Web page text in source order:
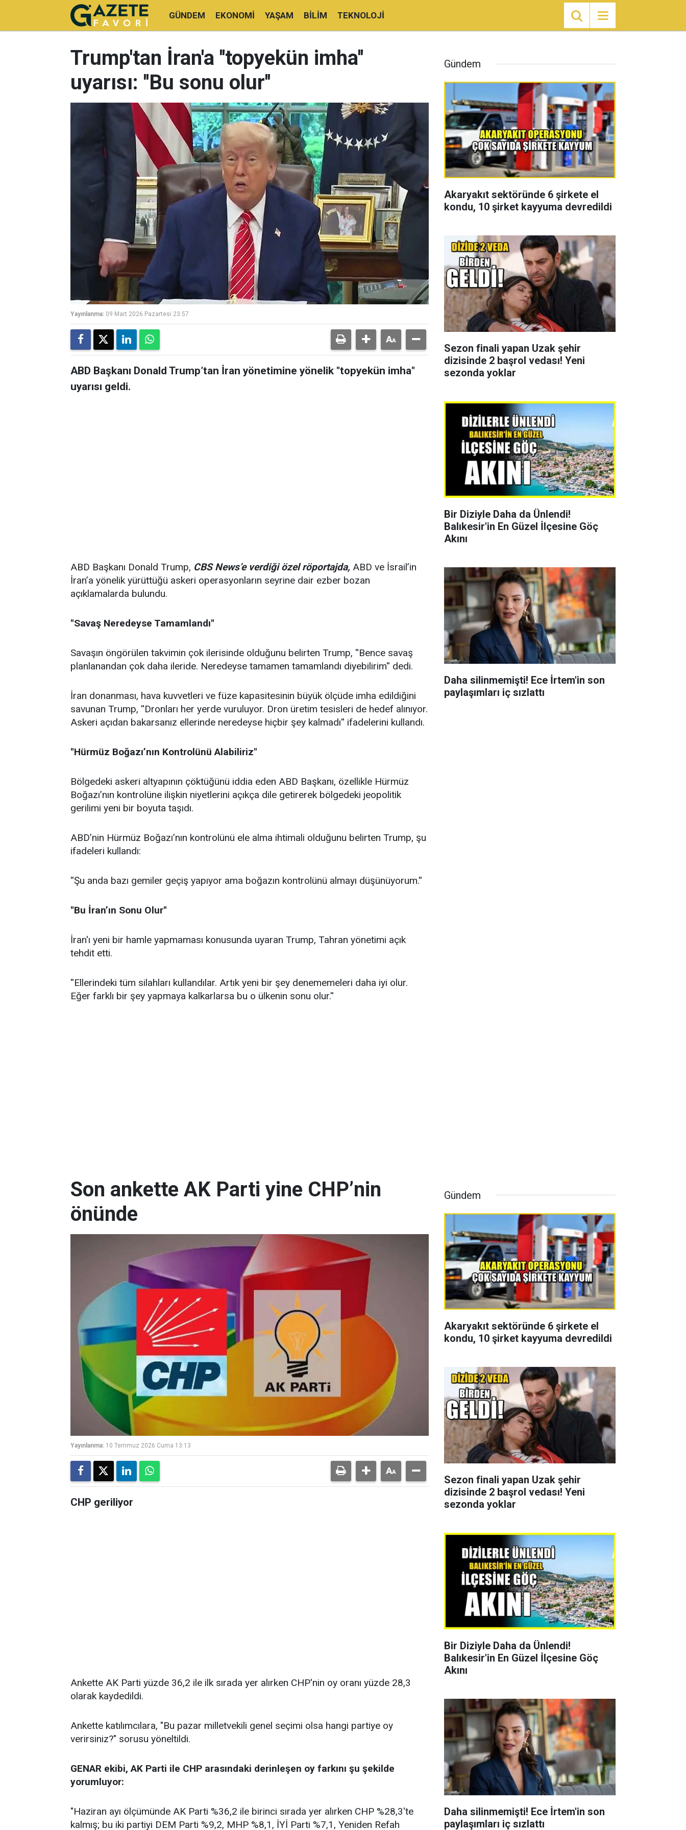
GÜNDEM EKONOMI YAŞAM BILIM TEKNOLOJI
Trump'tan İran'a ''topyekün imha''
uyarısı: ''Bu sonu olur''
Yayınlanma: 09 Mart 2026 Pazartesi 23:57
ABD Başkanı Donald Trump’tan İran yönetimine yönelik "topyekün imha"
uyarısı geldi.
ABD Başkanı Donald Trump, CBS News’e verdiği özel röportajda, ABD ve İsrail’in
İran’a yönelik yürüttüğü askeri operasyonların seyrine dair ezber bozan
açıklamalarda bulundu.
''Savaş Neredeyse Tamamlandı''
Savaşın öngörülen takvimin çok ilerisinde olduğunu belirten Trump, ''Bence savaş
planlanandan çok daha ileride. Neredeyse tamamen tamamlandı diyebilirim'' dedi.
İran donanması, hava kuvvetleri ve füze kapasitesinin büyük ölçüde imha edildiğini
savunan Trump, ''Dronları her yerde vuruluyor. Dron üretim tesisleri de hedef alınıyor.
Askeri açıdan bakarsanız ellerinde neredeyse hiçbir şey kalmadı'' ifadelerini kullandı.
''Hürmüz Boğazı’nın Kontrolünü Alabiliriz"
Bölgedeki askeri altyapının çöktüğünü iddia eden ABD Başkanı, özellikle Hürmüz
Boğazı’nın kontrolüne ilişkin niyetlerini açıkça dile getirerek bölgedeki jeopolitik
gerilimi yeni bir boyuta taşıdı.
ABD’nin Hürmüz Boğazı’nın kontrolünü ele alma ihtimali olduğunu belirten Trump, şu
ifadeleri kullandı:
''Şu anda bazı gemiler geçiş yapıyor ama boğazın kontrolünü almayı düşünüyorum.''
''Bu İran’ın Sonu Olur''
İran'ı yeni bir hamle yapmaması konusunda uyaran Trump, Tahran yönetimi açık
tehdit etti.
''Ellerindeki tüm silahları kullandılar. Artık yeni bir şey denememeleri daha iyi olur.
Eğer farklı bir şey yapmaya kalkarlarsa bu o ülkenin sonu olur.''
Gündem
Akaryakıt sektöründe 6 şirkete el
kondu, 10 şirket kayyuma devredildi
Sezon finali yapan Uzak şehir
dizisinde 2 başrol vedası! Yeni
sezonda yoklar
Bir Diziyle Daha da Ünlendi!
Balıkesir'in En Güzel İlçesine Göç
Akını
Daha silinmemişti! Ece İrtem'in son
paylaşımları iç sızlattı
Son ankette AK Parti yine CHP’nin
önünde
Yayınlanma: 10 Temmuz 2026 Cuma 13:13
CHP geriliyor
Ankette AK Parti yüzde 36,2 ile ilk sırada yer alırken CHP'nin oy oranı yüzde 28,3
olarak kaydedildi.
Ankette katılımcılara, "Bu pazar milletvekili genel seçimi olsa hangi partiye oy
verirsiniz?" sorusu yöneltildi.
GENAR ekibi, AK Parti ile CHP arasındaki derinleşen oy farkını şu şekilde
yorumluyor:
"Haziran ayı ölçümünde AK Parti %36,2 ile birinci sırada yer alırken CHP %28,3'te
kalmış; bu iki partiyi DEM Parti %9,2, MHP %8,1, İYİ Parti %7,1, Yeniden Refah
Gündem
Akaryakıt sektöründe 6 şirkete el
kondu, 10 şirket kayyuma devredildi
Sezon finali yapan Uzak şehir
dizisinde 2 başrol vedası! Yeni
sezonda yoklar
Bir Diziyle Daha da Ünlendi!
Balıkesir'in En Güzel İlçesine Göç
Akını
Daha silinmemişti! Ece İrtem'in son
paylaşımları iç sızlattı